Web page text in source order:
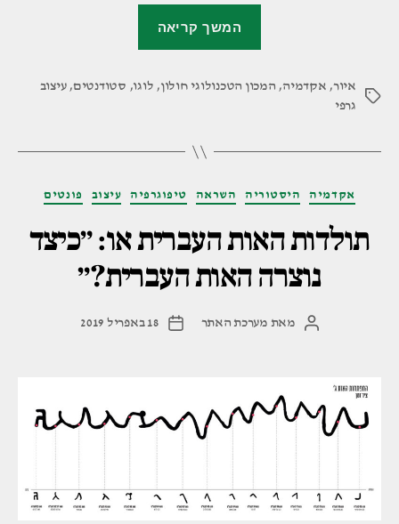
המשך קריאה
ע'"
תגיות
איור, אקדמיה, המכון הטכנולוגי חולון, לוגו, סטודנטים,עיצוב
גרפי
קטגוריות אקדמיה היסטוריה השראה טיפוגרפיה עיצוב פונטים
תולדות האות העברית או: ״כיצד
נוצרה האות העברית?״
המחבר
מאת מערכת האתר
תאריך
18 באפריל 2019